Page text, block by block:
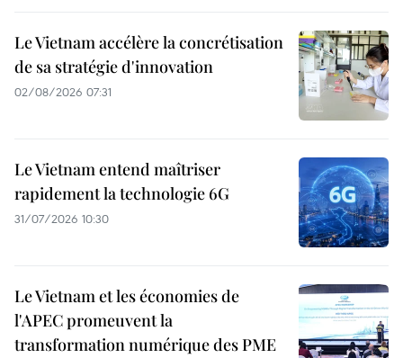
Le Vietnam accélère la concrétisation
de sa stratégie d'innovation
02/08/2026 07:31
Le Vietnam entend maîtriser
rapidement la technologie 6G
31/07/2026 10:30
Le Vietnam et les économies de
l'APEC promeuvent la
transformation numérique des PME